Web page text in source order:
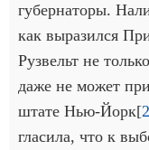
губернаторы.
как выразился
Рузвельт не
даже не может
штате Нью-Йорк[
гласила, что к